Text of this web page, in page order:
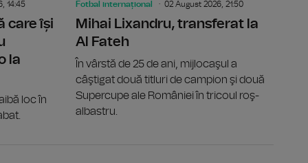
14:45
care își
la
loc în
Fotbal internațional 02 August 2026, 21:50
Mihai Lixandru, transferat la
Al Fateh
În vârstă de 25 de ani, mijlocaşul a
câştigat două titluri de campion şi două
Supercupe ale României în tricoul roş-
albastru.